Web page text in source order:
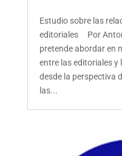
Estudio sobre las
editoriales Por
pretende abordar en
entre las editoriales
desde la perspectiva
las...